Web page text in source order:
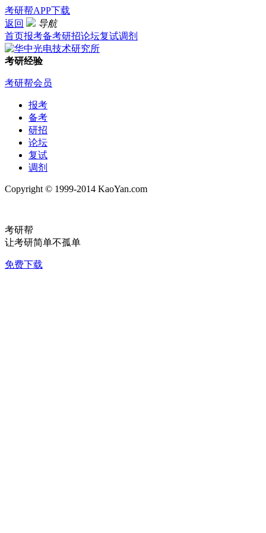
考研帮APP下载
返回
导航
首页报考备考研招论坛复试调剂
考研经验
考研帮会员
报考
备考
研招
论坛
复试
调剂
Copyright © 1999-2014 KaoYan.com
考研帮
让考研简单不孤单
免费下载